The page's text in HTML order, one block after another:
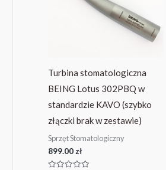
Turbina stomatologiczna
BEING Lotus 302PBQ w
standardzie KAVO (szybko
złączki brak w zestawie)
Sprzęt Stomatologiczny
899.00 zł